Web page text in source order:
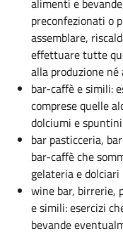
preconfezionati o
assemblare,
effettuare tutte
alla produzione
bar-caffè e simili:
comprese quelle
dolciumi e spuntini
bar pasticceria,
bar-caffè che
gelateria e dolciari
wine bar, birrerie,
e simili: esercizi
bevande